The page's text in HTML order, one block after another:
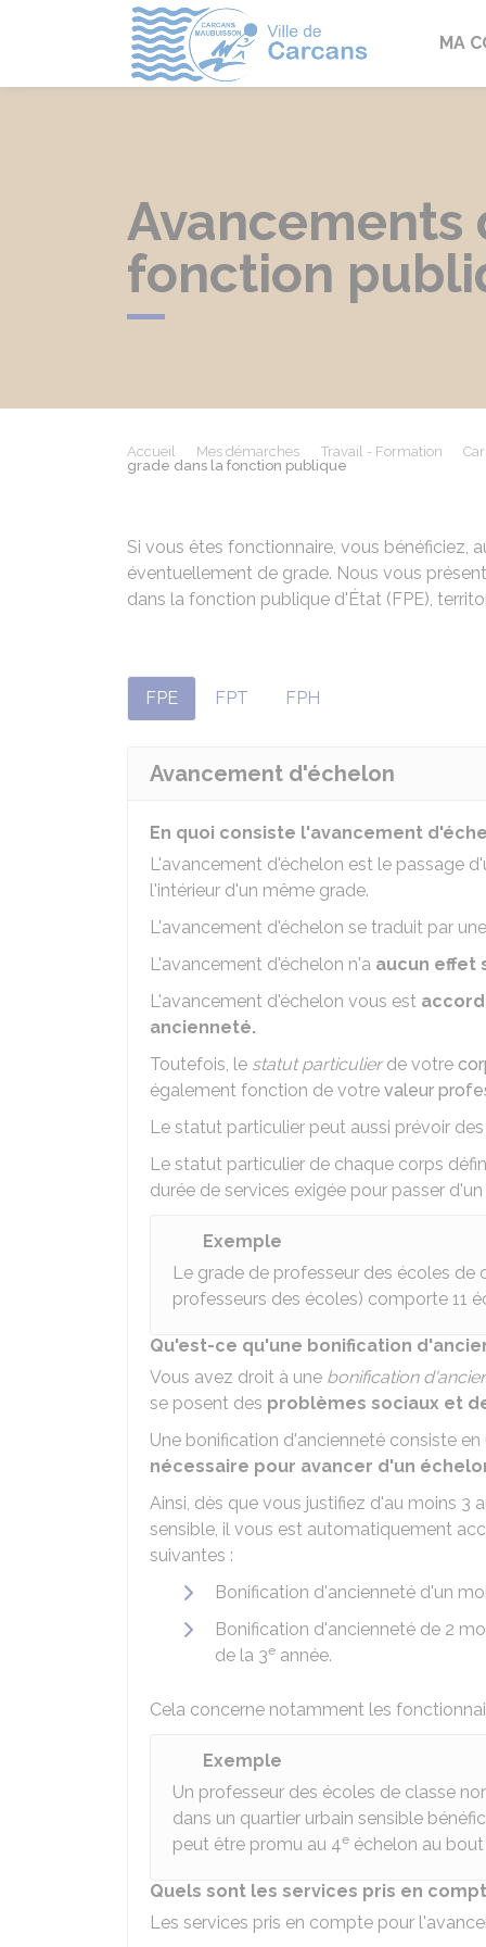
CarcansMA
Avancements
fonction
Accueil Mes démarches Travail - Formation
grade dans la fonction publique
Si vous êtes fonctionnaire, vous bénéficiez,
éventuellement de grade. Nous vous
dans la fonction publique d'État (FPE),
FPE FPT FPH
Avancement d'échelon
En quoi consiste l'avancement
L'avancement d'échelon est le passage
l'intérieur d'un même grade.
L'avancement d'échelon se traduit par
L'avancement d'échelon n'a aucun effet
L'avancement d'échelon vous est
ancienneté.
Toutefois, le statut particulierde votre
également fonction de votre valeur
Le statut particulier peut aussi prévoir
Le statut particulier de chaque corps
durée de services exigée pour passer
Exemple
Le grade de professeur des écoles de
professeurs des écoles) comporte 11
Qu'est-ce qu'une bonification
Vous avez droit à une bonification
se posent des problèmes sociaux et
Une bonification d'ancienneté consiste en
nécessaire pour avancer d'un
Ainsi, dès que vous justifiez d'au moins 3
sensible, il vous est automatiquement
suivantes :
Bonification d'ancienneté d'un
Bonification d'ancienneté de 2
de la 3e année.
Cela concerne notamment les
Exemple
Un professeur des écoles de classe
dans un quartier urbain sensible
peut être promu au 4e échelon au
Quels sont les services pris en
Les services pris en compte pour